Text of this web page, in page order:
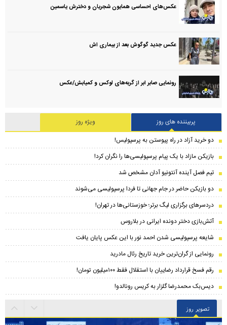
عکس‌های احساسی همایون شجریان و دخترش یاسمین
عکس جدید گوگوش بعد از بیماری اش
رونمایی صابر ابر از گربه‌های لوکس و کمیابش/عکس
پربیننده های روز
ویژه روز
دو خرید آزاد در راه پیوستن به پرسپولیس!
بازیکن مازاد با یک پیام پرسپولیسی‌ها را نگران کرد!
تیم فصل آینده آنتونیو آدان مشخص شد
دو بازیکن حاضر در جام جهانی تا فردا پرسپولیسی می‌شوند
دردسرهای برگزاری لیگ برتر؛ خوزستانی‌ها در تهران!
آتش‌بازی دختر دونده ایرانی در بلاروس
شایعه پرسپولیسی شدن احمد نور با این عکس پایان یافت
رونمایی از گران‌ترین خرید تاریخ رئال مادرید
رقم فسخ قرارداد رضاییان با استقلال فقط ۱۰۰میلیون تومان!
دیس‌بک محمدرضا گلزار به کریس رونالدو!
تصویر روز